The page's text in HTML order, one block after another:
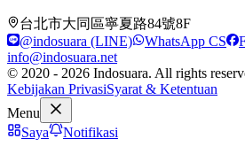
台北市大同區寧夏路84號8F
@indosuara (LINE)
WhatsApp CS
info@indosuara.net
© 2020 - 2026 Indosuara. All rights
Kebijakan PrivasiSyarat & Ketentuan
Menu
Saya
Notifikasi